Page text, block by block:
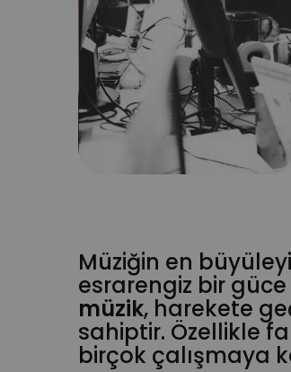
Müziğin en
esrarengiz bir
müzik, harekete
sahiptir. Özellikle
birçok çalışmaya